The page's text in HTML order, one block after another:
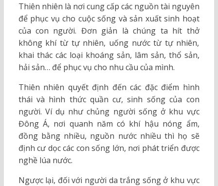
Thiên nhiên là nơi cung cấp các nguồn tài nguyên
để phục vụ cho cuộc sống và sản xuất sinh hoạt
của con người. Đơn giản là chúng ta hít thở
không khí từ tự nhiên, uống nước từ tự nhiên,
khai thác các loại khoáng sản, lâm sản, thổ sản,
hải sản… để phục vụ cho nhu cầu của mình.
Thiên nhiên quyết định đến các đặc điểm hình
thái và hình thức quần cư, sinh sống của con
người. Ví dụ như chủng người sống ở khu vực
Đông Á, nơi quanh năm có khí hậu nóng ẩm,
đồng bằng nhiều, nguồn nước nhiều thì họ sẽ
định cư dọc các con sống lớn, nơi phát triển được
nghề lúa nước.
Ngược lại, đối với người da trắng sống ở khu vực